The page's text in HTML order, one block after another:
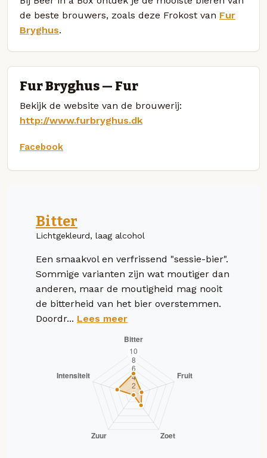
de beste brouwers, zoals deze Frokost van Fur
Bryghus.
Fur Bryghus — Fur
Bekijk de website van de brouwerij:
http://www.furbryghus.dk
Facebook
Bitter
Lichtgekleurd, laag alcohol
Een smaakvol en verfrissend "sessie-bier".
Sommige varianten zijn wat moutiger dan
anderen, maar de moutigheid mag nooit
de bitterheid van het bier overstemmen.
Doordr... Lees meer